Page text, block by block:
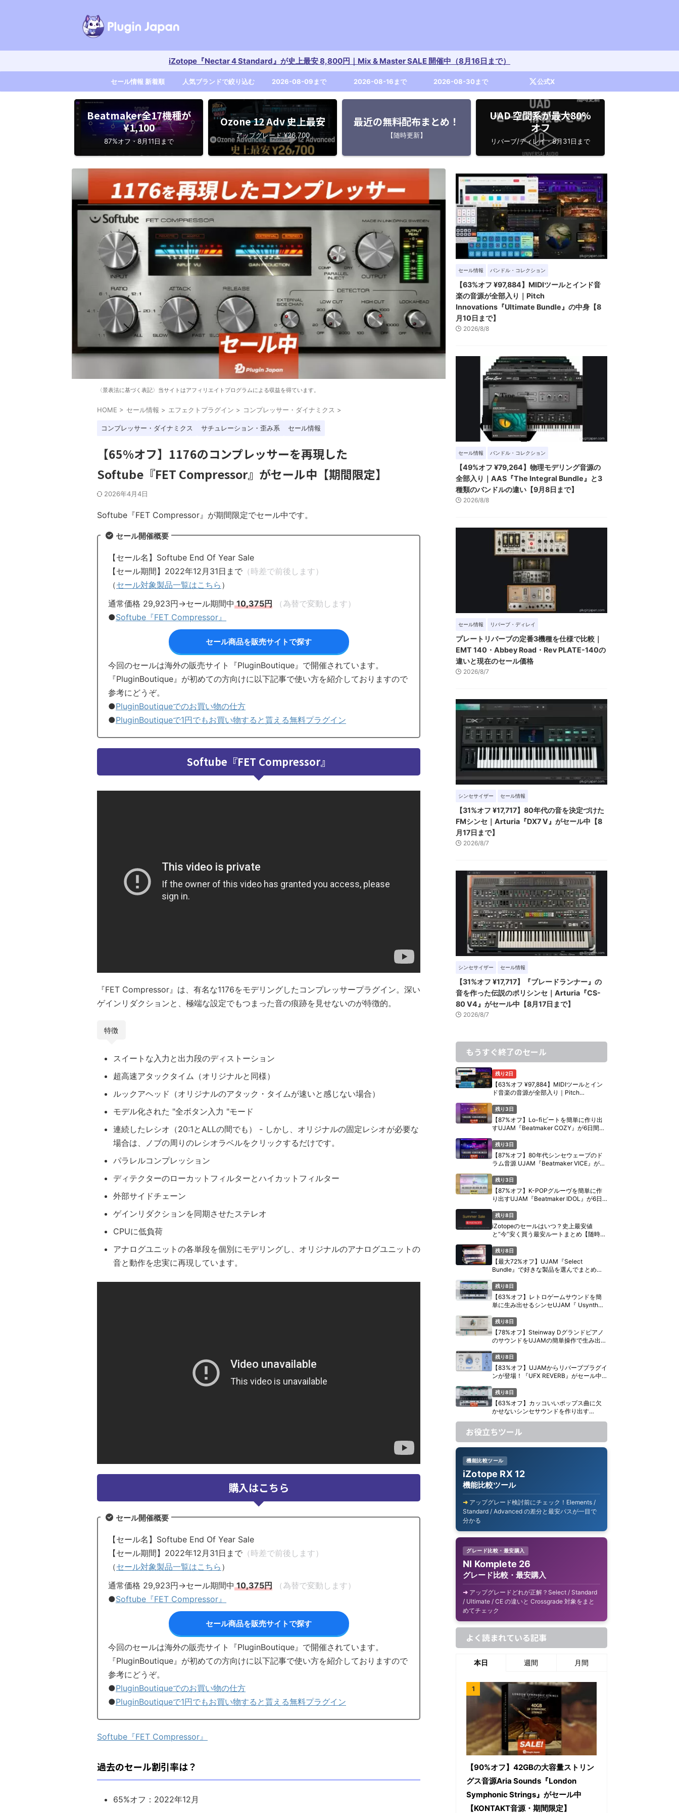
iZotope『Nectar 4 Standard』が史上最安 8,800円｜Mix & Master SALE 開催中（8月16日まで）
セール情報 新着順 人気ブランドで絞り込む 2026-08-09まで 2026-08-16まで 2026-08-30まで 公式X
Beatmaker全17機種が
¥1,100
87%オフ・8月11日まで
Ozone 12 Adv 史上最安
アップグレード ¥26,700
最近の無料配布まとめ！
【随時更新】
UAD 空間系が最大80%
オフ
リバーブ/ディレイ・8月31日まで
〈景表法に基づく表記〉当サイトはアフィリエイトプログラムによる収益を得ています。
HOME > セール情報 > エフェクトプラグイン > コンプレッサー・ダイナミクス >
コンプレッサー・ダイナミクス サチュレーション・歪み系 セール情報
【65%オフ】1176のコンプレッサーを再現した
Softube『FET Compressor』がセール中【期間限定】
2026年4月4日
Softube『FET Compressor』が期間限定でセール中です。
セール開催概要
【セール名】Softube End Of Year Sale
【セール期間】2022年12月31日まで （時差で前後します）
（セール対象製品一覧はこちら ）
通常価格 29,923円→セール期間中10,375円
（為替で変動します）
●Softube『FET Compressor』
セール商品を販売サイトで探す
今回のセールは海外の販売サイト『PluginBoutique』で開催されています。
『PluginBoutique』が初めての方向けに以下記事で使い方を紹介しておりますので
参考にどうぞ。
●PluginBoutiqueでのお買い物の仕方
●PluginBoutiqueで1円でもお買い物すると貰える無料プラグイン
Softube『FET Compressor』
『FET Compressor』は、有名な1176をモデリングしたコンプレッサープラグイン。深い
ゲインリダクションと、極端な設定でもつまった音の痕跡を見せないのが特徴的。
特徴
スイートな入力と出力段のディストーション
超高速アタックタイム（オリジナルと同様）
ルックアヘッド（オリジナルのアタック・タイムが速いと感じない場合）
モデル化された "全ボタン入力 "モード
連続したレシオ（20:1とALLの間でも） - しかし、オリジナルの固定レシオが必要な
場合は、ノブの周りのレシオラベルをクリックするだけです。
パラレルコンプレッション
ディテクターのローカットフィルターとハイカットフィルター
外部サイドチェーン
ゲインリダクションを同期させたステレオ
CPUに低負荷
アナログユニットの各単段を個別にモデリングし、オリジナルのアナログユニットの
音と動作を忠実に再現しています。
購入はこちら
セール開催概要
【セール名】Softube End Of Year Sale
【セール期間】2022年12月31日まで （時差で前後します）
（セール対象製品一覧はこちら ）
通常価格 29,923円→セール期間中10,375円
（為替で変動します）
●Softube『FET Compressor』
セール商品を販売サイトで探す
今回のセールは海外の販売サイト『PluginBoutique』で開催されています。
『PluginBoutique』が初めての方向けに以下記事で使い方を紹介しておりますので
参考にどうぞ。
●PluginBoutiqueでのお買い物の仕方
●PluginBoutiqueで1円でもお買い物すると貰える無料プラグイン
Softube『FET Compressor』
過去のセール割引率は？
65%オフ：2022年12月
セール情報 バンドル・コレクション
【63%オフ ¥97,884】MIDIツールとインド音
楽の音源が全部入り｜Pitch
Innovations『Ultimate Bundle』の中身【8
月10日まで】
2026/8/8
セール情報 バンドル・コレクション
【49%オフ ¥79,264】物理モデリング音源の
全部入り｜AAS『The Integral Bundle』と3
種類のバンドルの違い【9月8日まで】
2026/8/8
セール情報 リバーブ・ディレイ
プレートリバーブの定番3機種を仕様で比較｜
EMT 140・Abbey Road・Rev PLATE-140の
違いと現在のセール価格
2026/8/7
シンセサイザー セール情報
【31%オフ ¥17,717】80年代の音を決定づけた
FMシンセ｜Arturia『DX7 V』がセール中【8
月17日まで】
2026/8/7
シンセサイザー セール情報
【31%オフ ¥17,717】『ブレードランナー』の
音を作った伝説のポリシンセ｜Arturia『CS-
80 V4』がセール中【8月17日まで】
2026/8/7
もうすぐ終了のセール
残り2日
【63%オフ ¥97,884】MIDIツールとイン
ド音楽の音源が全部入り｜Pitch
【8月10日まで】
残り3日
【87%オフ】Lo-fiビートを簡単に作り出
すUJAM『Beatmaker COZY』が6日間限
残り3日
【87%オフ】80年代シンセウェーブのド
ラム音源 UJAM『Beatmaker VICE』が6
残り3日
【87%オフ】K-POPグルーヴを簡単に作
り出すUJAM『Beatmaker IDOL』が6日
残り8日
iZotopeのセールはいつ？史上最安値
と“今”安く買う最安ルートまとめ【随時更
残り8日
【最大72%オフ】UJAM『Select
Bundle』で好きな製品を選んでまとめ買
残り8日
【63%オフ】レトロゲームサウンドを簡
単に生み出せるシンセUJAM『 Usynth
残り8日
【78%オフ】Steinway Dグランドピアノ
のサウンドをUJAMの簡単操作で生み出す
【期間限定】
残り8日
【83%オフ】UJAMからリバーブプラグイ
ンが登場！『UFX REVERB』がセール中
残り8日
【63%オフ】カッコいいポップス曲に欠
かせないシンセサウンドを作り出す
間限定】
お役立ちツール
機能比較ツール
iZotope RX 12
機能比較ツール
アップグレード検討前にチェック！Elements /
Standard / Advanced の差分と最安パスが一目で
分かる
グレード比較・最安購入
NI Komplete 26
グレード比較・最安購入
アップグレードどれが正解？Select / Standard
/ Ultimate / CE の違いと Crossgrade 対象をまと
めてチェック
よく読まれている記事
本日 週間 月間
【90%オフ】42GBの大容量ストリン
グス音源Aria Sounds『London
Symphonic Strings』がセール中
【KONTAKT音源・期間限定】